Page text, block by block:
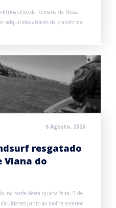
da Romaria de Nossa
adquiridos através da plataforma
6 Agosto, 2026
resgatado
Viana do
na tarde desta quarta-feira, 5 de
junto ao molhe exterior